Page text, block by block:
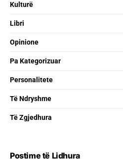
Kulturë
Libri
Opinione
Pa Kategorizuar
Personalitete
Të Ndryshme
Të Zgjedhura
Postime të Lidhura